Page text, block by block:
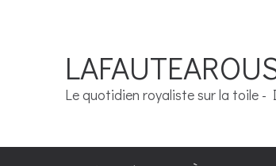
Le quotidien royaliste sur la toile -